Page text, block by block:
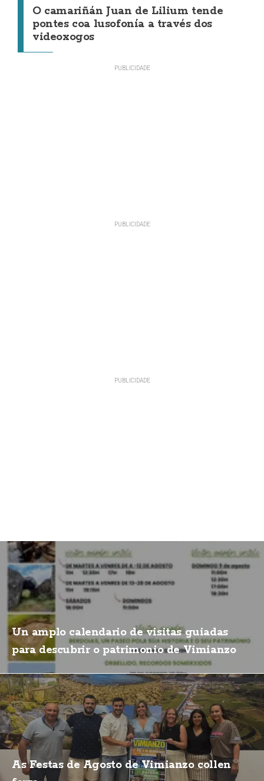
O camariñán Juan de Lilium tende
pontes coa lusofonía a través dos
videoxogos
Un amplo calendario de visitas guiadas
para descubrir o patrimonio de Vimianzo
As Festas de Agosto de Vimianzo collen